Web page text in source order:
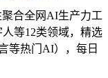
合全网AI生产力工
等12类领域，精选
等热门AI），每日